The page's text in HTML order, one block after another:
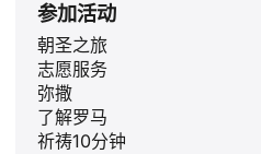
参加活动
朝圣之旅
志愿服务
弥撒
了解罗马
祈祷10分钟